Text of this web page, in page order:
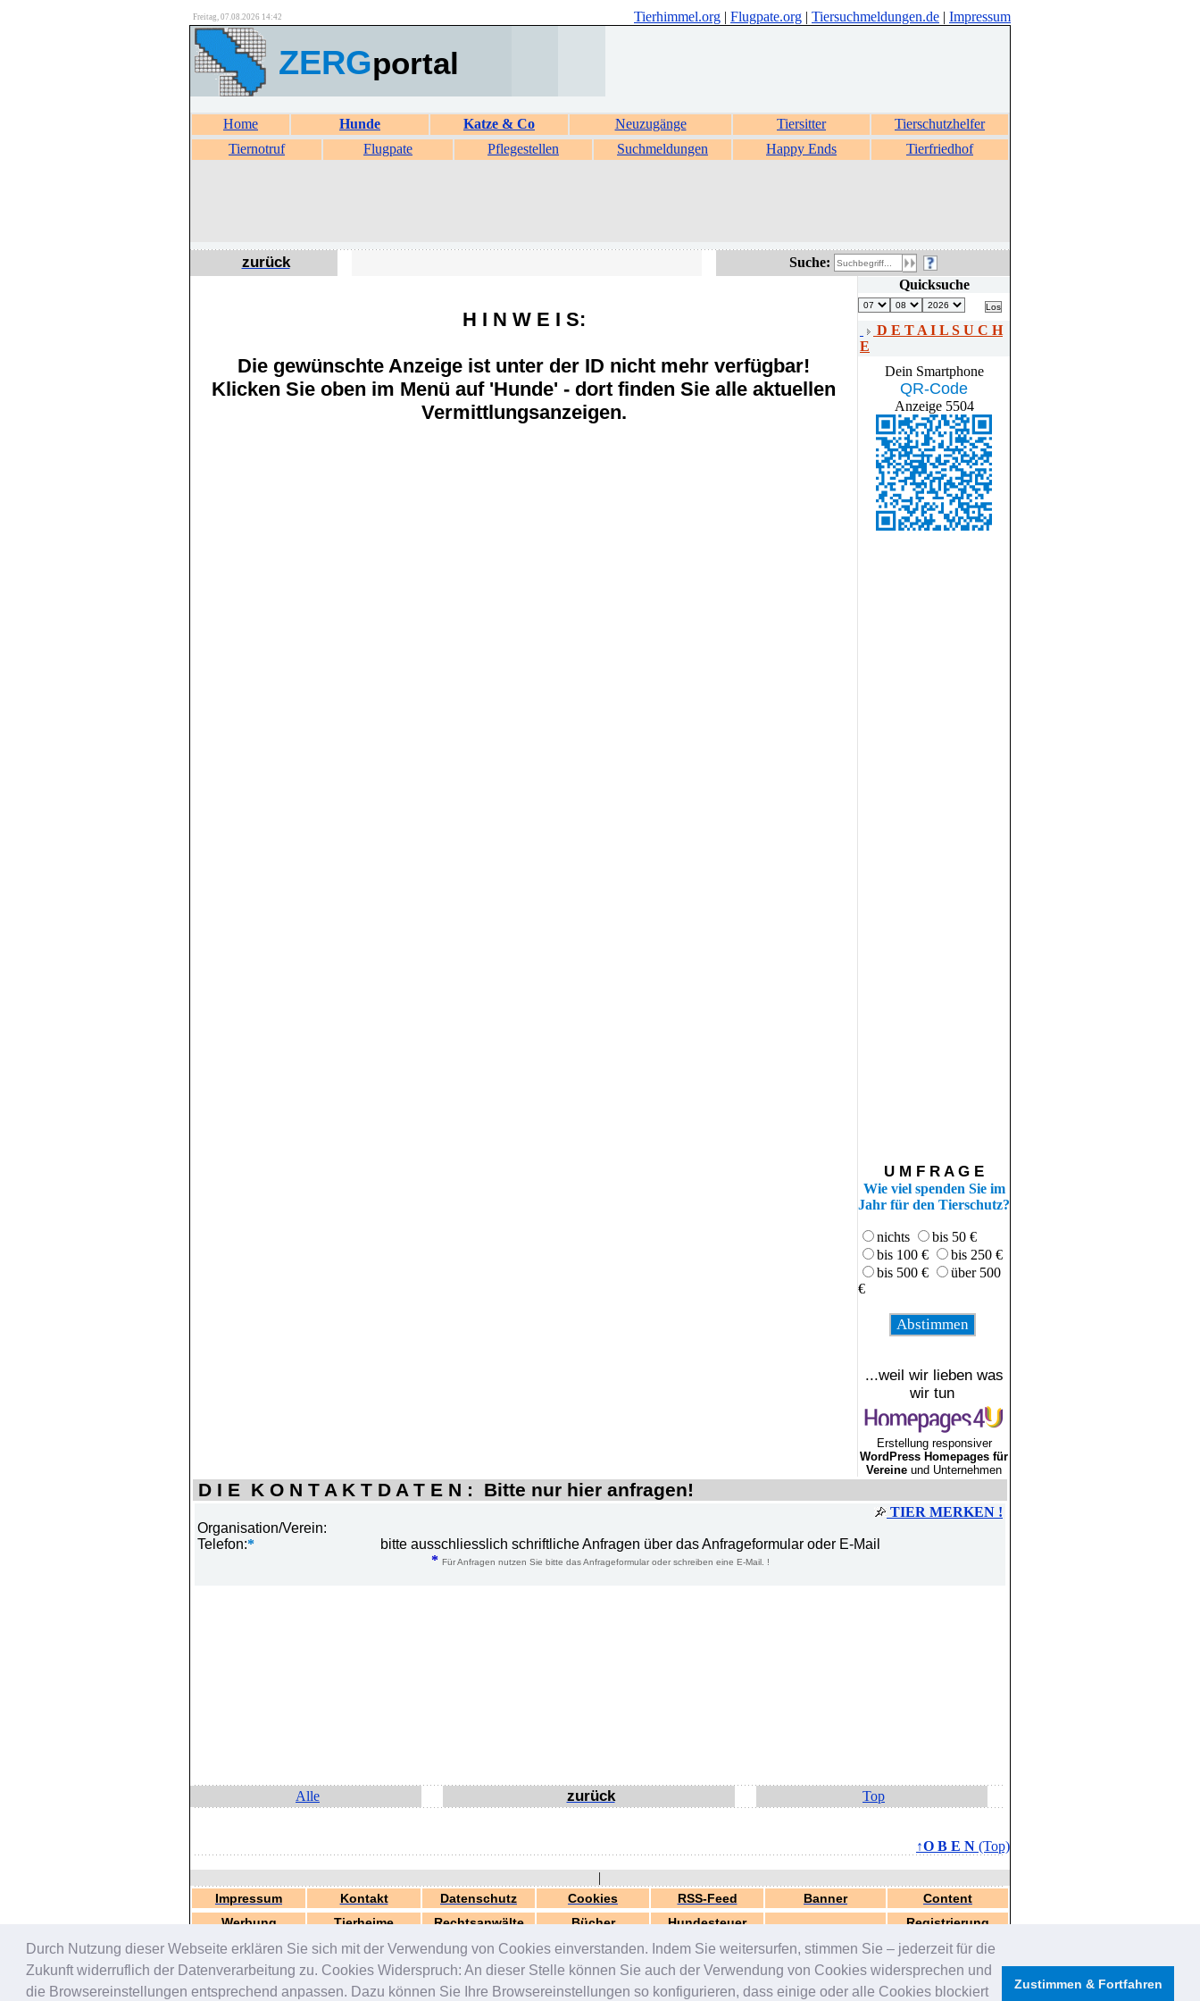
Durch Nutzung dieser Webseite erklären Sie sich mit der Verwendung von Cookies einverstanden. Indem Sie weitersurfen, stimmen Sie – jederzeit für die
Zukunft widerruflich der Datenverarbeitung zu. Cookies Widerspruch: An dieser Stelle können Sie auch der Verwendung von Cookies widersprechen und
die Browsereinstellungen entsprechend anpassen. Dazu können Sie Ihre Browsereinstellungen so konfigurieren, dass einige oder alle Cookies blockiert
Zustimmen & Fortfahren
Freitag, 07.08.2026 14:42 Tierhimmel.org | Flugpate.org | Tiersuchmeldungen.de | Impressum
ZERGportal
Home Hunde Katze & Co Neuzugänge Tiersitter
Tierschutzhelfer
Tiernotruf
Flugpate Pflegestellen Suchmeldungen Happy Ends Tierfriedhof
zurück Suche:
H I N W E I S:
Die gewünschte Anzeige ist unter der ID nicht mehr verfügbar!
Klicken Sie oben im Menü auf 'Hunde' - dort finden Sie alle aktuellen
Vermittlungsanzeigen.
Quicksuche
D E T A I L S U C H
E
Dein Smartphone
QR-Code
Anzeige 5504
U M F R A G E
Wie viel spenden Sie im
Jahr für den Tierschutz?
nichts
bis 50 €
bis 100 €
bis 250 €
bis 500 €
über 500
€
...weil wir lieben was
wir tun
Erstellung responsiver
WordPress Homepages für
Vereine und Unternehmen
D I E K O N T A K T D A T E N : Bitte nur hier anfragen!
TIER MERKEN !
Organisation/Verein:
Telefon:*
bitte ausschliesslich schriftliche Anfragen über das Anfrageformular oder E-Mail
* Für Anfragen nutzen Sie bitte das Anfrageformular oder schreiben eine E-Mail. !
Alle zurück Top
↑O B E N (Top)
|
Impressum Kontakt Datenschutz Cookies RSS-Feed Banner
Content
Werbung
Tierheime Rechtsanwälte Bücher Hundesteuer Registrierung
generiert in 0.04 Sek.
© 2000-2026 by
ZERGportal